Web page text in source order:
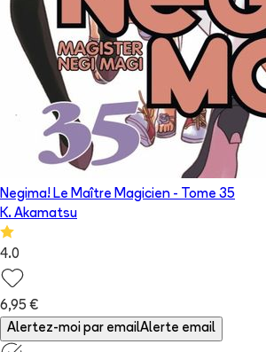
Negima! Le Maître Magicien - Tome 35
K. Akamatsu
4.0
6,95 €
Alertez-moi par emailAlerte email